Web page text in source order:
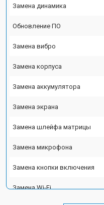
Замена динамика
Обновление ПО
Замена вибро
Замена корпуса
Замена аккумулятора
Замена экрана
Замена шлейфа матрицы
Замена микрофона
Замена кнопки включения
Замена Wi-Fi